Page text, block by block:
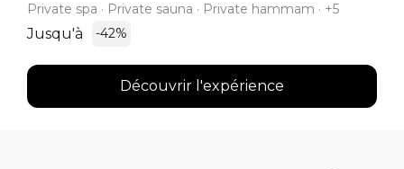
Private spa · Private sauna · Private hammam · +5
Jusqu'à -42%
Découvrir l'expérience